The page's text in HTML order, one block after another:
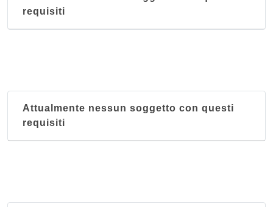
requisiti
Attualmente nessun soggetto con questi
requisiti